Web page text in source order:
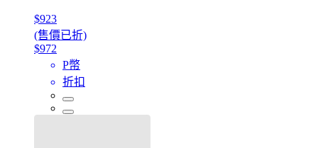
$923
(售價已折)
$972
P幣
折扣